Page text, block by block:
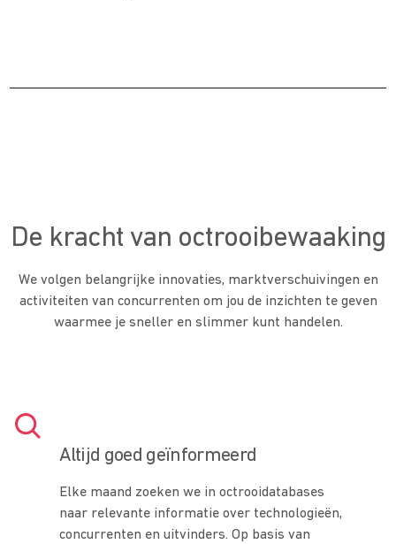
De kracht van octrooibewaaking
We volgen belangrijke innovaties, marktverschuivingen en
activiteiten van concurrenten om jou de inzichten te geven
waarmee je sneller en slimmer kunt handelen.
Altijd goed geïnformeerd
Elke maand zoeken we in octrooidatabases
naar relevante informatie over technologieën,
concurrenten en uitvinders. Op basis van